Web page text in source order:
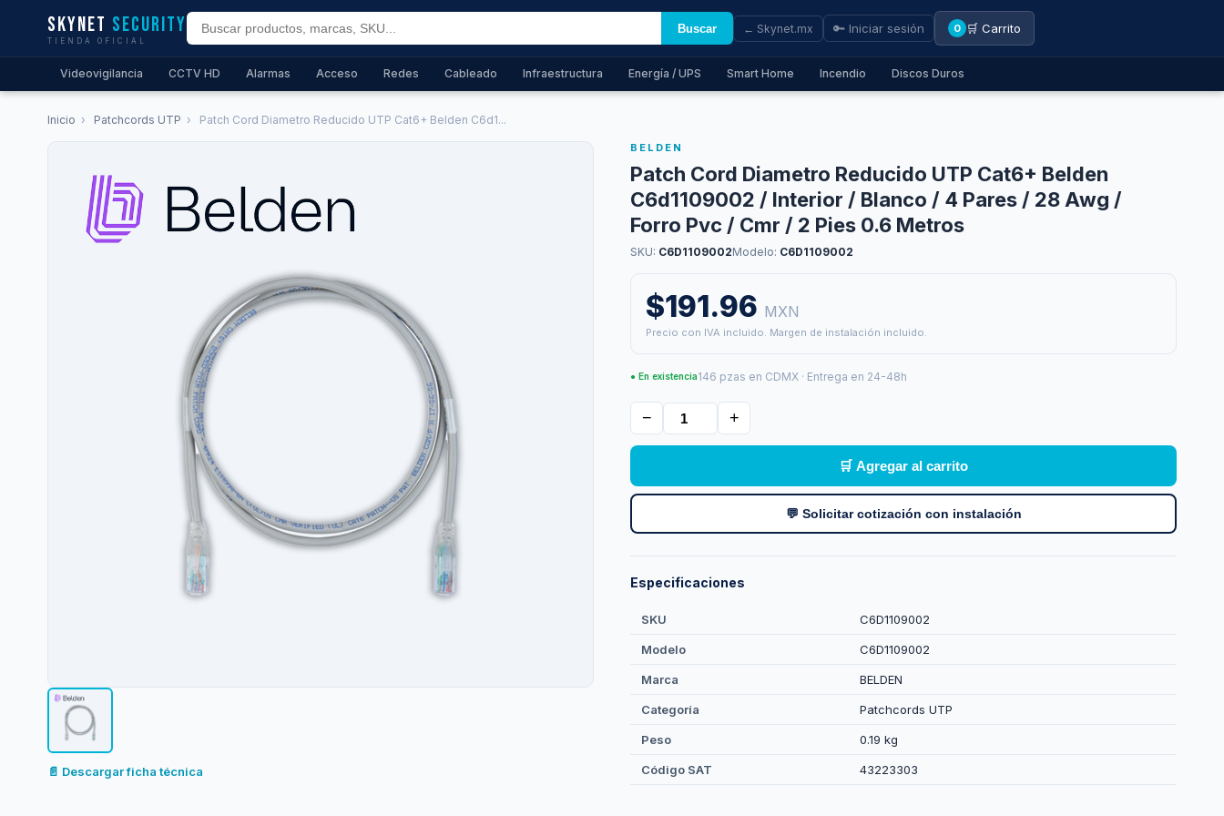
Skynet Security
TIENDA OFICIAL
Buscar ← Skynet.mx 🔑 Iniciar sesión 0 🛒 Carrito
Videovigilancia CCTV HD Alarmas Acceso Redes Cableado Infraestructura Energía / UPS Smart Home Incendio Discos Duros
Inicio › Patchcords UTP › Patch Cord Diametro Reducido UTP Cat6+ Belden C6d1...
📄 Descargar ficha técnica
BELDEN
Patch Cord Diametro Reducido UTP Cat6+ Belden
C6d1109002 / Interior / Blanco / 4 Pares / 28 Awg /
Forro Pvc / Cmr / 2 Pies 0.6 Metros
SKU: C6D1109002Modelo: C6D1109002
$191.96 MXN
Precio con IVA incluido. Margen de instalación incluido.
● En existencia146 pzas en CDMX · Entrega en 24-48h
− +
🛒 Agregar al carrito
💬 Solicitar cotización con instalación
Especificaciones
SKU C6D1109002
Modelo C6D1109002
Marca BELDEN
Categoría Patchcords UTP
Peso 0.19 kg
Código SAT 43223303